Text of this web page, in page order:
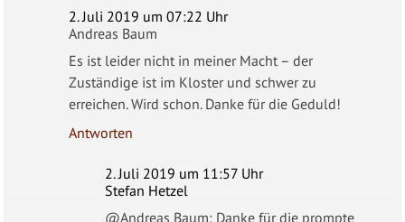
2. Juli 2019 um 07:22 Uhr
Andreas Baum
Es ist leider nicht in meiner Macht – der
Zuständige ist im Kloster und schwer zu
erreichen. Wird schon. Danke für die Geduld!
Antworten
2. Juli 2019 um 11:57 Uhr
Stefan Hetzel
@Andreas Baum: Danke für die prompte